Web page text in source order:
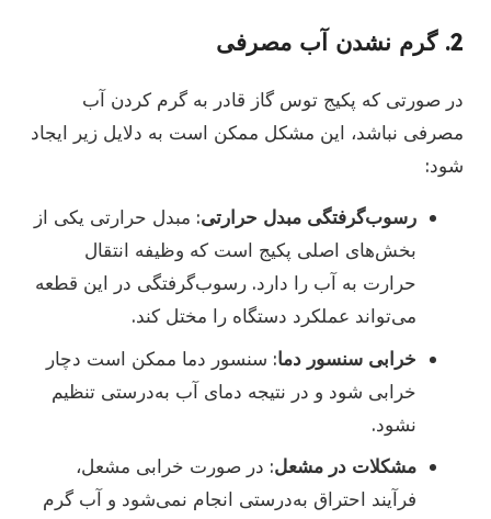
2. گرم نشدن آب مصرفی
در صورتی که پکیج توس گاز قادر به گرم کردن آب
مصرفی نباشد، این مشکل ممکن است به دلایل زیر ایجاد
شود:
رسوب‌گرفتگی مبدل حرارتی: مبدل حرارتی یکی از
بخش‌های اصلی پکیج است که وظیفه انتقال
حرارت به آب را دارد. رسوب‌گرفتگی در این قطعه
می‌تواند عملکرد دستگاه را مختل کند.
خرابی سنسور دما: سنسور دما ممکن است دچار
خرابی شود و در نتیجه دمای آب به‌درستی تنظیم
نشود.
مشکلات در مشعل: در صورت خرابی مشعل،
فرآیند احتراق به‌درستی انجام نمی‌شود و آب گرم